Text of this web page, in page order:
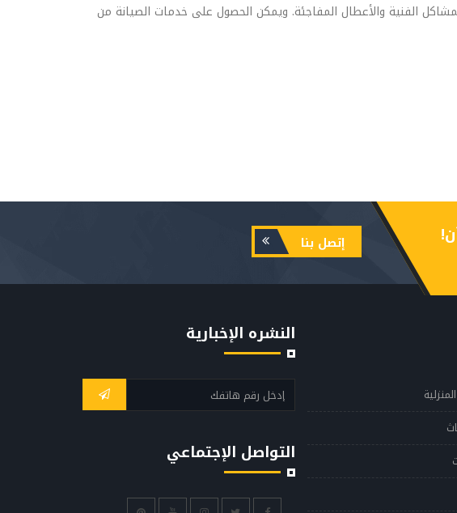
الفنية والأعطال المفاجئة. ويمكن الحصول على خدمات الصيانة من
إتصل بنا
النشره الإخبارية
التواصل الإجتماعي